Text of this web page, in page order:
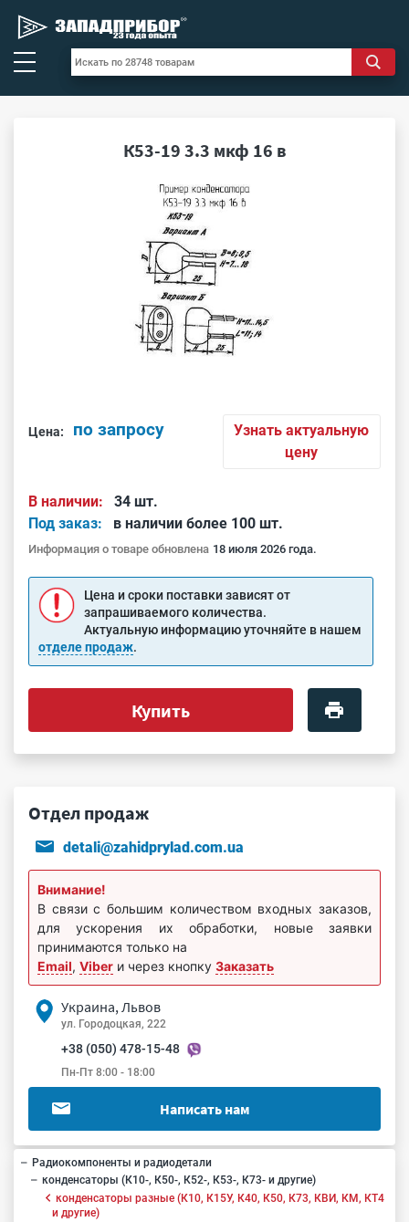
К53-19 3.3 мкф 16 в
Цена: по запросу
Узнать актуальную
цену
В наличии:
34 шт.
Под заказ:
в наличии более 100 шт.
Информация о товаре обновлена 18 июля 2026 года.
Цена и сроки поставки зависят от
запрашиваемого количества.
Актуальную информацию уточняйте в нашем
отделе продаж.
Купить
Отдел продаж
detali@zahidprylad.com.ua
Внимание!
В связи с большим количеством входных заказов,
для ускорения их обработки, новые заявки
принимаются только на
Email, Viber и через кнопку Заказать
Украина, Львов
ул. Городоцкая, 222
+38 (050) 478-15-48
Пн-Пт 8:00 - 18:00
Написать нам
Радиокомпоненты и радиодетали
конденсаторы (К10-, К50-, К52-, К53-, К73- и другие)
конденсаторы разные (К10, К15У, К40, К50, К73, КВИ, КМ, КТ4
и другие)